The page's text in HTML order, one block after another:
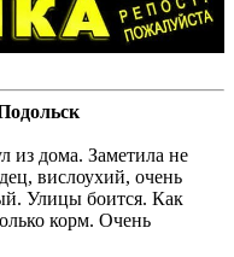
из дома. Заметила не
вислоухий, очень
Улицы боится. Как
корм. Очень